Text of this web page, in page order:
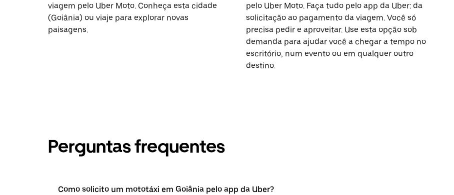
viagem pelo Uber Moto. Conheça esta cidade
(Goiânia) ou viaje para explorar novas
paisagens.
pelo Uber Moto. Faça tudo pelo app da Uber: da
solicitação ao pagamento da viagem. Você só
precisa pedir e aproveitar. Use esta opção sob
demanda para ajudar você a chegar a tempo no
escritório, num evento ou em qualquer outro
destino.
Perguntas frequentes
Como solicito um mototáxi em Goiânia pelo app da Uber?